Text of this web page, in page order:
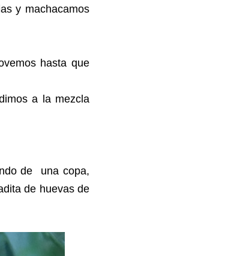
y machacamos
hasta que
a la mezcla
de una copa,
de huevas de